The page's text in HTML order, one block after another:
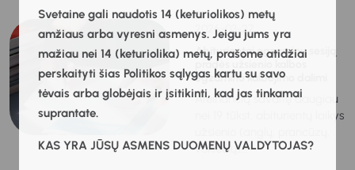
Svetaine gali naudotis 14 (keturiolikos) metų
amžiaus arba vyresni asmenys. Jeigu jums yra
mažiau nei 14 (keturiolika) metų, prašome atidžiai
perskaityti šias Politikos sąlygas kartu su savo
tėvais arba globėjais ir įsitikinti, kad jas tinkamai
suprantate.
KAS YRA JŪSŲ ASMENS DUOMENŲ VALDYTOJAS?
2026-03-27
Abiturientai egzaminų sesiją
pradės užsienio kalbos
egzamino kalbėjimo dalimi
Ateinančią savaitę daugiau
nei 19 tūkst. abiturientų laikys
vokiečių)...